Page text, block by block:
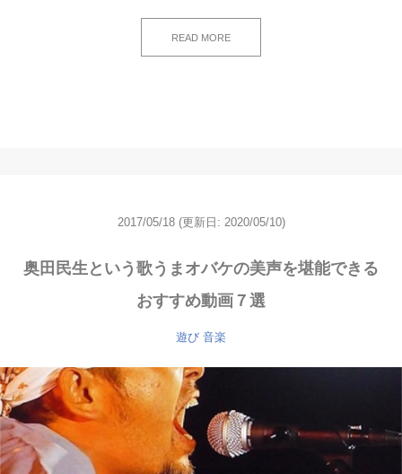
READ MORE
2017/05/18 (更新日: 2020/05/10)
奥田民生という歌うまオバケの美声を堪能できる
おすすめ動画７選
遊び 音楽